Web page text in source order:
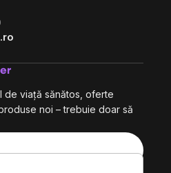
de viață sănătos, oferte
noi – trebuie doar să